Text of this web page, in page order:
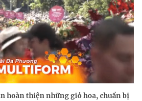
hoàn thiện những giỏ hoa, chuẩn bị